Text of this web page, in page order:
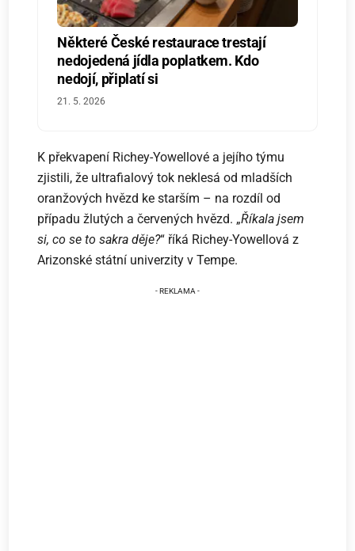
Některé České restaurace trestají
nedojedená jídla poplatkem. Kdo
nedojí, připlatí si
21. 5. 2026
K překvapení Richey-Yowellové a jejího týmu
zjistili, že ultrafialový tok neklesá od mladších
oranžových hvězd ke starším – na rozdíl od
případu žlutých a červených hvězd. „Říkala jsem
si, co se to sakra děje?“ říká Richey-Yowellová z
Arizonské státní univerzity v Tempe.